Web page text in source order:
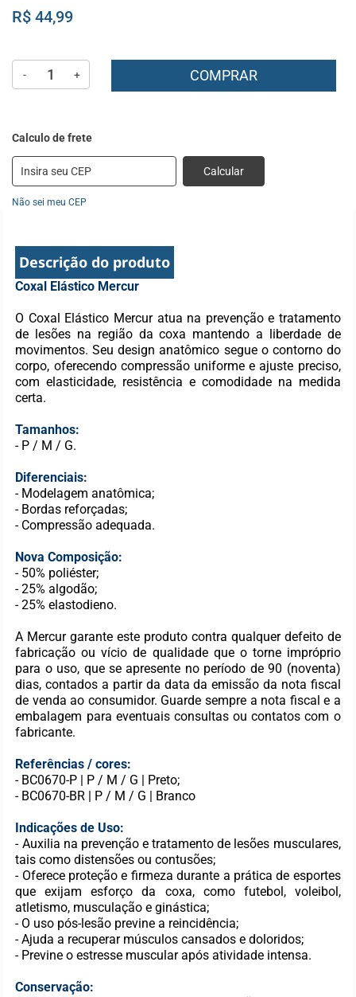
R$ 44,99
- + COMPRAR
Calcular
Não sei meu CEP
Descrição do produto
Coxal Elástico Mercur
O Coxal Elástico Mercur atua na prevenção e tratamento
de lesões na região da coxa mantendo a liberdade de
movimentos. Seu design anatômico segue o contorno do
corpo, oferecendo compressão uniforme e ajuste preciso,
com elasticidade, resistência e comodidade na medida
certa.
Tamanhos:
- P / M / G.
Diferenciais:
- Modelagem anatômica;
- Bordas reforçadas;
- Compressão adequada.
Nova Composição:
- 50% poliéster;
- 25% algodão;
- 25% elastodieno.
A Mercur garante este produto contra qualquer defeito de
fabricação ou vício de qualidade que o torne impróprio
para o uso, que se apresente no período de 90 (noventa)
dias, contados a partir da data da emissão da nota fiscal
de venda ao consumidor. Guarde sempre a nota fiscal e a
embalagem para eventuais consultas ou contatos com o
fabricante.
Referências / cores:
- BC0670-P | P / M / G | Preto;
- BC0670-BR | P / M / G | Branco
Indicações de Uso:
- Auxilia na prevenção e tratamento de lesões musculares,
tais como distensões ou contusões;
- Oferece proteção e firmeza durante a prática de esportes
que exijam esforço da coxa, como futebol, voleibol,
atletismo, musculação e ginástica;
- O uso pós-lesão previne a reincidência;
- Ajuda a recuperar músculos cansados e doloridos;
- Previne o estresse muscular após atividade intensa.
Conservação: